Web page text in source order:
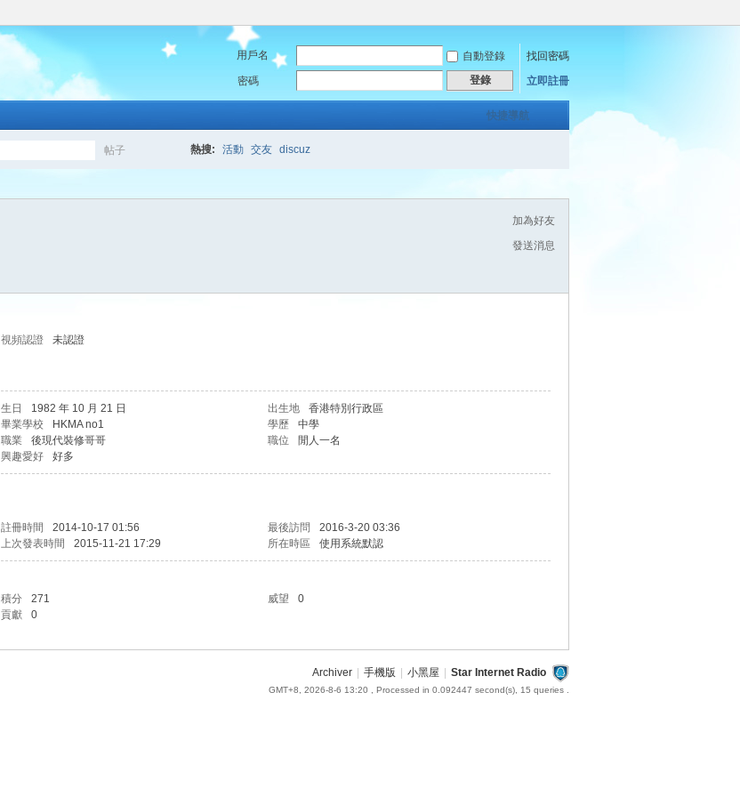
用戶名 自動登錄
找回密碼
密碼
登錄 立即註冊
快捷導航
帖子 熱搜: 活動 交友 discuz
加為好友
發送消息
視頻認證 未認證
生日 1982 年 10 月 21 日 出生地
香港特別行政區
畢業學校 HKMA no1 學歷
中學
職業 後現代裝修哥哥 職位
閒人一名
興趣愛好 好多
註冊時間 2014-10-17 01:56 最後訪問
2016-3-20 03:36
上次發表時間 2015-11-21 17:29 所在時區 使用系統默認
積分 271 威望
0
貢獻 0
Archiver 手機版 小黑屋 Star Internet Radio
GMT+8, 2026-8-6 13:20 , Processed in 0.092447 second(s), 15 queries .